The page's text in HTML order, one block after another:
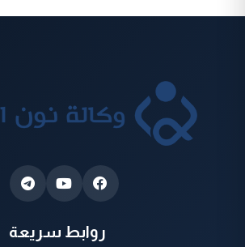
روابط سريعة